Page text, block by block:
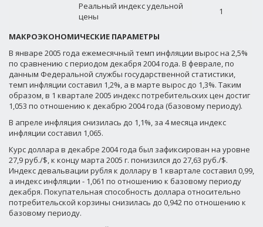
Реальный индекс удельной
цены
1
МАКРОЭКОНОМИЧЕСКИЕ ПАРАМЕТРЫ
В январе 2005 года ежемесячный темп инфляции вырос на 2,5%
по сравнению с периодом декабря 2004 года. В феврале, по
данным Федеральной службы государственной статистики,
темп инфляции составил 1,2%, а в марте вырос до 1,3%. Таким
образом, в 1 квартале 2005 индекс потребительских цен достиг
1,053 по отношению к декабрю 2004 года (базовому периоду).
В апреле инфляция снизилась до 1,1%, за 4 месяца индекс
инфляции составил 1,065.
Курс доллара в декабре 2004 года был зафиксирован на уровне
27,9 руб./$, к концу марта 2005 г. понизился до 27,63 руб./$.
Индекс девальвации рубля к доллару в 1 квартале составил 0,99,
а индекс инфляции - 1,061 по отношению к базовому периоду
декабря. Покупательная способность доллара относительно
потребительской корзины снизилась до 0,942 по отношению к
базовому периоду.